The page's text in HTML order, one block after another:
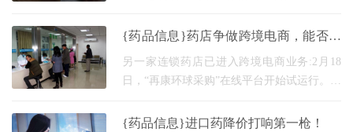
才能上岗。然而，最近有报道称，一名药剂
{药品信息}药店争做跨境电商，能否分
一杯羹？
另一家连锁药店已进入跨境电商业务:2月18
日，“再康环球采购”在线平台开始试运行。不
领域。 “跨境电商”不是新话题。例如，奶粉
{药品信息}进口药降价打响第一枪！